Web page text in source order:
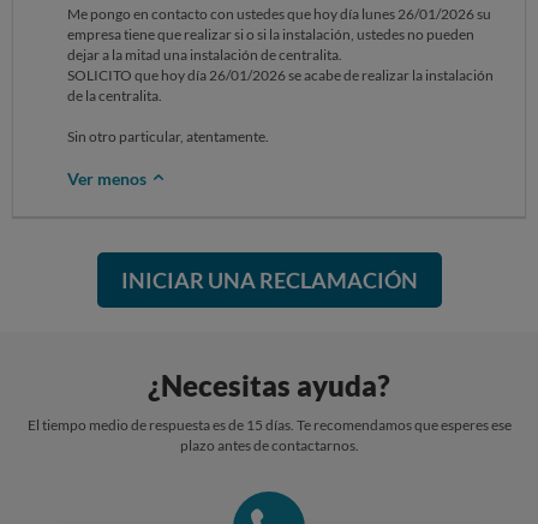
Me pongo en contacto con ustedes que hoy día lunes 26/01/2026 su
empresa tiene que realizar si o si la instalación, ustedes no pueden
dejar a la mitad una instalación de centralita.
SOLICITO que hoy día 26/01/2026 se acabe de realizar la instalación
de la centralita.
Sin otro particular, atentamente.
Ver menos
INICIAR UNA RECLAMACIÓN
¿Necesitas ayuda?
El tiempo medio de respuesta es de 15 días. Te recomendamos que esperes ese
plazo antes de contactarnos.